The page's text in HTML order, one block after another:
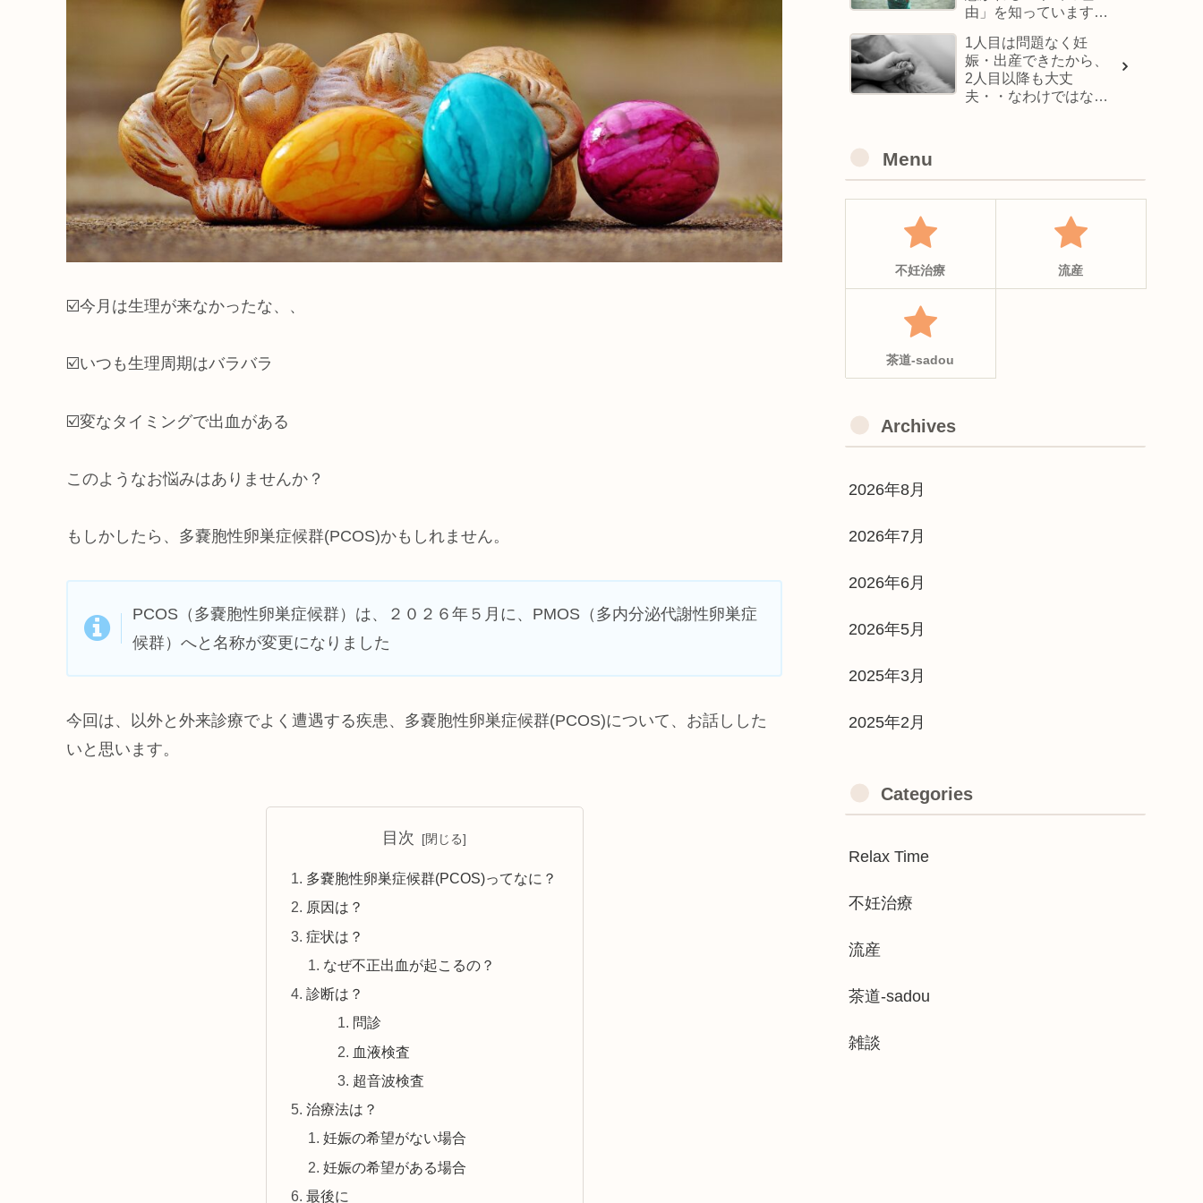
☑️今月は生理が来なかったな、、
☑️いつも生理周期はバラバラ
☑️変なタイミングで出血がある
このようなお悩みはありませんか？
もしかしたら、多嚢胞性卵巣症候群(PCOS)かもしれません。
PCOS（多嚢胞性卵巣症候群）は、２０２６年５月に、PMOS（多内分泌代謝性卵巣症
候群）へと名称が変更になりました
今回は、以外と外来診療でよく遭遇する疾患、多嚢胞性卵巣症候群(PCOS)について、お話しした
いと思います。
目次
多嚢胞性卵巣症候群(PCOS)ってなに？
原因は？
症状は？
なぜ不正出血が起こるの？
診断は？
問診
血液検査
超音波検査
治療法は？
妊娠の希望がない場合
妊娠の希望がある場合
最後に
由」を知っています
1人目は問題なく妊
娠・出産できたから、
2人目以降も大丈
夫・・なわけではな
Menu
不妊治療 流産
茶道-sadou
Archives
2026年8月
2026年7月
2026年6月
2026年5月
2025年3月
2025年2月
Categories
Relax Time
不妊治療
流産
茶道-sadou
雑談